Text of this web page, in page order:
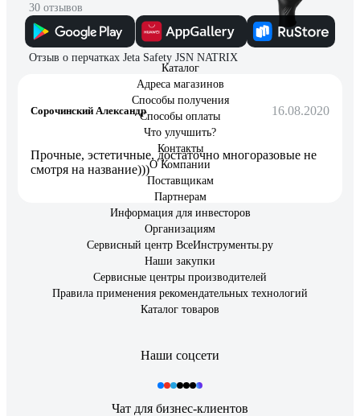
30 отзывов
Отзыв о перчатках Jeta Safety JSN NATRIX
Сорочинский Александр 16.08.2020
Прочные, эстетичные, достаточно многоразовые не
смотря на название)))
Каталог
Адреса магазинов
Способы получения
Способы оплаты
Что улучшить?
Контакты
О Компании
Поставщикам
Партнерам
Информация для инвесторов
Организациям
Сервисный центр ВсеИнструменты.ру
Наши закупки
Сервисные центры производителей
Правила применения рекомендательных технологий
Каталог товаров
Наши соцсети
Чат для бизнес-клиентов